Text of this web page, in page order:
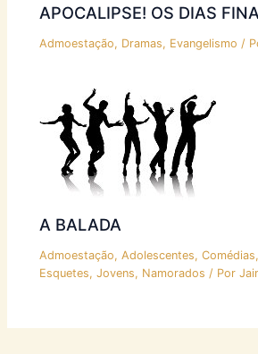
APOCALIPSE! OS DIAS
Admoestação, Dramas, Evangelismo /
A BALADA
Admoestação,Adolescentes,Comédias,
Esquetes,Jovens, Namorados / Por